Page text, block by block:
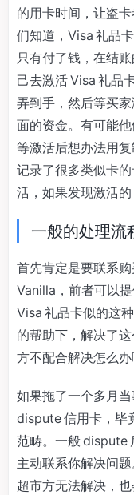
的用卡时间，让盗
们知道，Visa 礼品
只有付了钱，在结
己去激活 Visa 礼品
弄到手，然后等买
面的资金。有可能
等激活后想办法用
记录了很多类似卡
活，如果发现激活的
一般的处理流
首先肯定是要联系
Vanilla，前者可以
Visa 礼品卡似的这
的帮助下，解决了
方不配合解决怎么办
如果拖了一个多月
dispute 信用卡，毕
范畴。一般 dispute
主动联系你解决问
超市方无法解决，也